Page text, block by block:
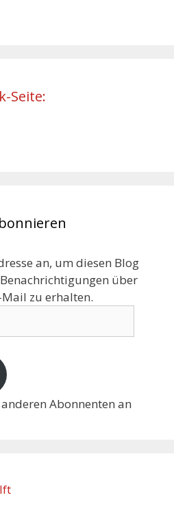
Seite:
an, um diesen Blog
über
zu erhalten.
Abonnenten an